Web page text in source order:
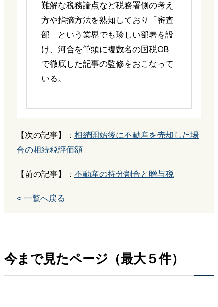
難解な税務論点など税務署側の考え
方や指摘方法を熟知しており「審査
部」という業界でも珍しい部署を設
け、河合を筆頭に複数名の国税OB
で徹底した記事の監修をおこなって
いる。
【次の記事】： 相続開始後に不動産を売却した場
合の相続税評価額
【前の記事】： 不動産の持分割合と贈与税
< 一覧へ戻る
今まで見たページ（最大５件）